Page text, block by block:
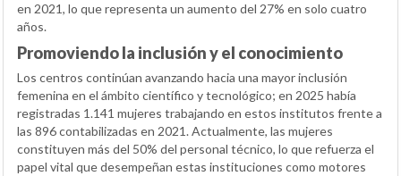
en 2021, lo que representa un aumento del 27% en solo cuatro
años.
Promoviendo la inclusión y el conocimiento
Los centros continúan avanzando hacia una mayor inclusión
femenina en el ámbito científico y tecnológico; en 2025 había
registradas 1.141 mujeres trabajando en estos institutos frente a
las 896 contabilizadas en 2021. Actualmente, las mujeres
constituyen más del 50% del personal técnico, lo que refuerza el
papel vital que desempeñan estas instituciones como motores